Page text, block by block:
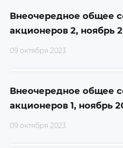
Внеочередное общее
акционеров 2, ноябрь
09 октября 2023
Внеочередное общее
акционеров 1, ноябрь
09 октября 2023